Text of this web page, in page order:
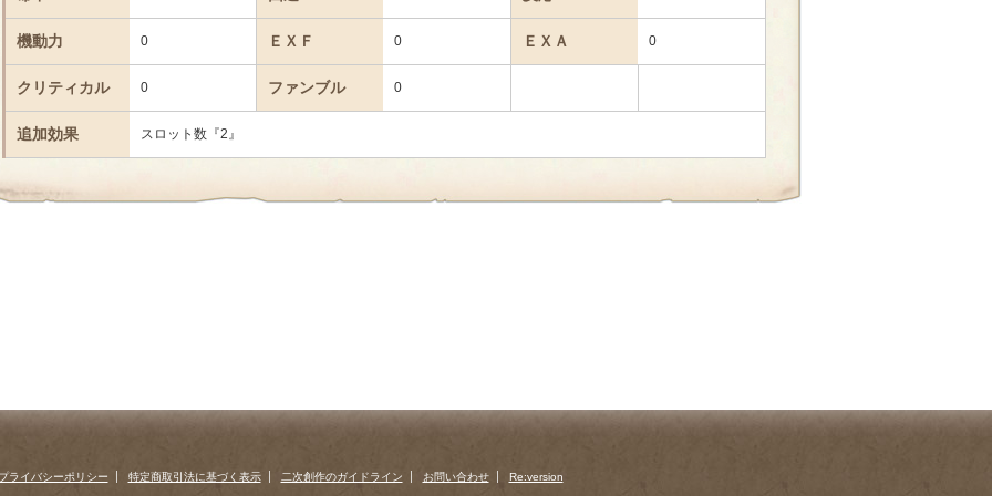
機動力 0 ＥＸＦ 0 ＥＸＡ 0
クリティカル 0 ファンブル 0
追加効果 スロット数『2』
ライバシーポリシー 特定商取引法に基づく表示 二次創作のガイドライン お問い合わせ Re:version